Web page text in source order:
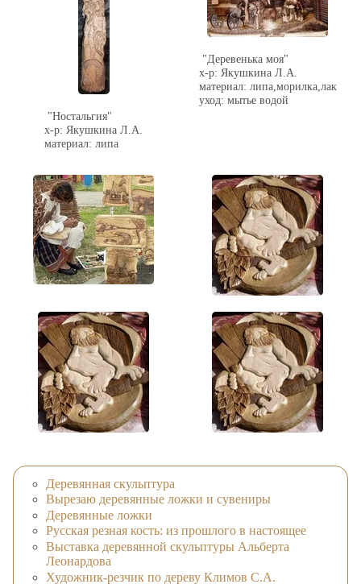
"Ностальгия"
х-р: Якушкина Л.А.
материал: липа
"Деревенька моя"
х-р: Якушкина Л.А.
материал: липа,морилка,лак
уход: мытье водой
Деревянная скульптура
Вырезаю деревянные ложки и сувениры
Деревянные ложки
Русская резная кость: из прошлого в настоящее
Выставка деревянной скульптуры Альберта
Леонардова
Художник-резчик по дереву Климов С.А.